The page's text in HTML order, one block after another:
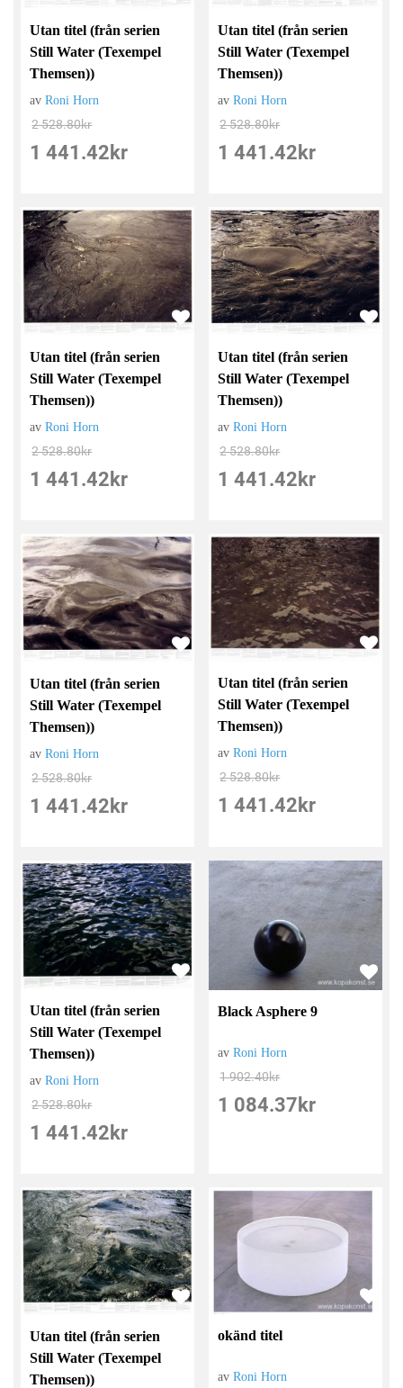
Utan titel (från serien
Still Water (Texempel
Themsen))
avRoni Horn
2 528.80kr
1 441.42 kr
Utan titel (från serien
Still Water (Texempel
Themsen))
avRoni Horn
2 528.80kr
1 441.42 kr
Utan titel (från serien
Still Water (Texempel
Themsen))
avRoni Horn
2 528.80kr
1 441.42 kr
Utan titel (från serien
Still Water (Texempel
Themsen))
avRoni Horn
2 528.80kr
1 441.42 kr
Utan titel (från serien
Still Water (Texempel
Themsen))
avRoni Horn
2 528.80kr
1 441.42 kr
Utan titel (från serien
Still Water (Texempel
Themsen))
avRoni Horn
2 528.80kr
1 441.42 kr
Utan titel (från serien
Still Water (Texempel
Themsen))
avRoni Horn
2 528.80kr
1 441.42 kr
Black Asphere 9
avRoni Horn
1 902.40kr
1 084.37 kr
Utan titel (från serien
Still Water (Texempel
Themsen))
okänd titel
avRoni Horn